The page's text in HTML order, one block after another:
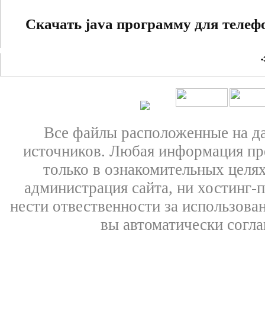
Скачать java программу для
Все файлы расположенные на
источников. Любая информация
только в ознакомительных
администрация сайта, ни
нести отвественности за
вы автоматически